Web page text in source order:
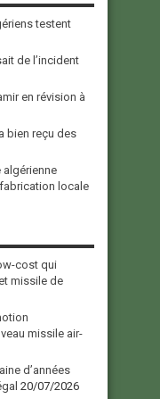
testent
de l’incident
en révision à
bien reçu des
algérienne
locale
cost qui
missile de
missile air-
d’années
20/07/2026